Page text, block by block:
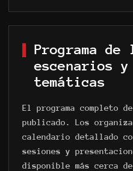
Programa de
escenarios y
temáticas
El programa completo
publicado. Los
calendario detallado
sesiones y
disponible más cerca